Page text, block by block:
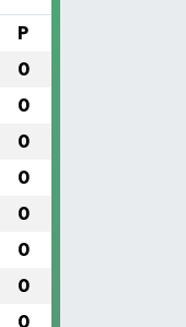
P
0
0
0
0
0
0
0
0